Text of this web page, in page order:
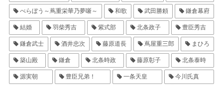
べらぼう～蔦重栄華乃夢噺～ 和歌 武田勝頼 鎌倉幕府
結婚 羽柴秀吉 紫式部 北条政子 豊臣秀吉
鎌倉武士 酒井忠次 藤原道長 蔦屋重三郎 まひろ
築山殿 鎌倉 北条時政 藤原彰子 北条泰時
源実朝 豊臣兄弟！ 一条天皇 今川氏真